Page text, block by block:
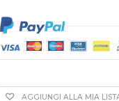
AGGIUNGI ALLA MIA